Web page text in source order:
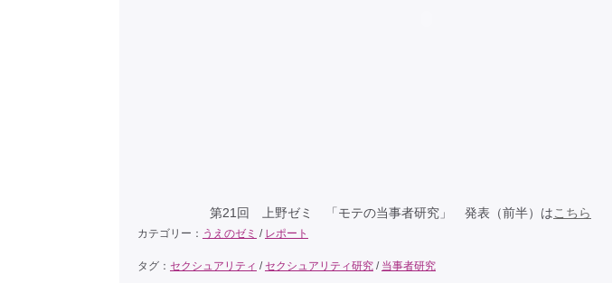
第21回 上野ゼミ 「モテの当事者研究」 発表（前半）はこちら
カテゴリー： うえのゼミ / レポート
タグ： セクシュアリティ /セクシュアリティ研究 / 当事者研究